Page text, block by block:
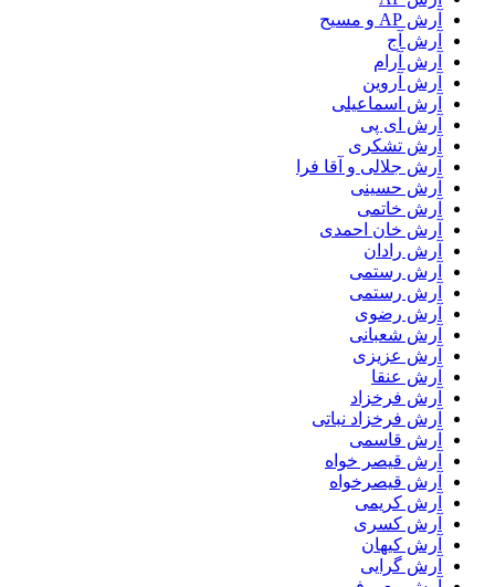
آرش AP و مسیح
آرش آج
آرش آرام
آرش آروین
آرش اسماعیلی
آرش ای پی
آرش تشکری
آرش جلالی و آقا فرا
آرش حسینی
آرش خاتمی
آرش خان احمدی
آرش رادان
آرش رستمى
آرش رستمی
آرش رضوی
آرش شعبانی
آرش عزیزی
آرش عنقا
آرش فرخزاد
آرش فرخزاد نباتی
آرش قاسمی
آرش قیصر خواه
آرش قیصرخواه
آرش کریمی
آرش کسری
آرش کیهان
آرش گرایی